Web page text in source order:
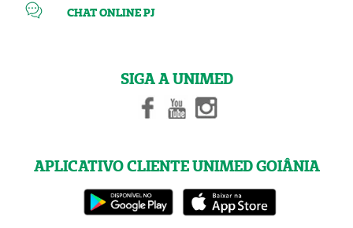
CHAT ONLINE PJ
SIGA A UNIMED
APLICATIVO CLIENTE UNIMED GOIÂNIA